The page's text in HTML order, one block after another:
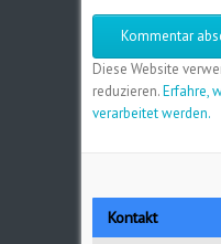
Diese Website
reduzieren.Erfahre,
verarbeitet werden.
Kontakt